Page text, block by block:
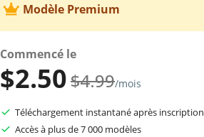
Modèle Premium
Commencé le
$2.50$4.99/mois
Téléchargement instantané après inscription
Accès à plus de 7 000 modèles